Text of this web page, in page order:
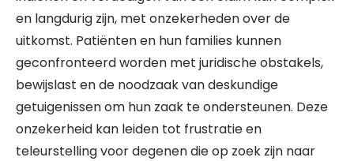
en langdurig zijn, met onzekerheden over de
uitkomst. Patiënten en hun families kunnen
geconfronteerd worden met juridische obstakels,
bewijslast en de noodzaak van deskundige
getuigenissen om hun zaak te ondersteunen. Deze
onzekerheid kan leiden tot frustratie en
teleurstelling voor degenen die op zoek zijn naar